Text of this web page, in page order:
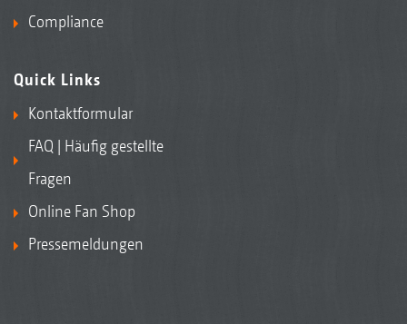
Compliance
Quick Links
Kontaktformular
FAQ | Häufig gestellte
Fragen
Online Fan Shop
Pressemeldungen